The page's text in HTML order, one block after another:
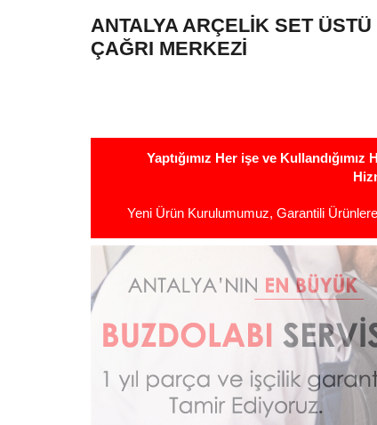
ANTALYA ARÇELIK SET
ÇAĞRI MERKEZI
Yaptığımız Her işe ve
Yeni Ürün Kurulumumuz, Garantili